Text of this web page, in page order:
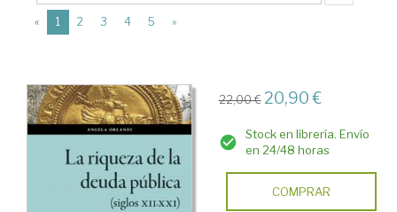
Mercado
valores.
Bolsa
>
Deuda
Pública.
« 1 (current)
2 3 4 5 »
22,00 € 20,90 €
Stock en librería. Envío
en 24/48 horas
COMPRAR